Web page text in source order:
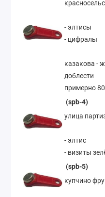
- элтисы
- цифралы
казакова -
доблести
примерно
(spb-4)
улица
- элтис
- визиты
(spb-5)
купчино